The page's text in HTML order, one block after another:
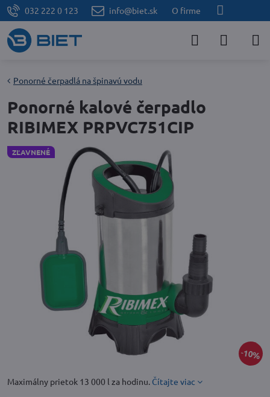
032 222 0 123 info@biet.sk O firme
ZĽAVNENÉ
10%
Ponorné čerpadlá na špinavú vodu
Ponorné kalové čerpadlo
RIBIMEX PRPVC751CIP
Maximálny prietok 13 000 l za hodinu. Čítajte viac